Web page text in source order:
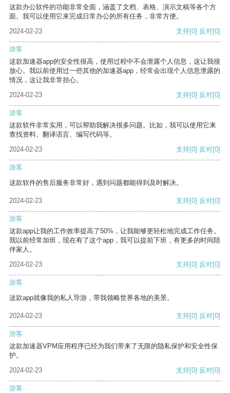
这款办公软件的功能非常全面，涵盖了文档、表格、演示文稿等各个方
面。我可以使用它来完成日常办公的所有任务，非常方便。
2024-02-23
支持[0] 反对[0]
游客
这款加速器app的安全性很高，使用过程中不会泄露个人信息，这让我很
放心。我以前使用过一些其他的加速器app，经常会出现个人信息泄露的
情况，这让我非常担心。
2024-02-23
支持[0] 反对[0]
游客
这款软件非常实用，可以帮助我解决很多问题。比如，我可以使用它来
查找资料、翻译语言、编写代码等。
2024-02-23
支持[0] 反对[0]
游客
这款软件的售后服务非常好，遇到问题都能得到及时解决。
2024-02-23 支持[0] 反对[0]
游客
这款app让我的工作效率提高了50%，让我能够更轻松地完成工作任务。
我以前经常加班，现在有了这个app，我可以提前下班，有更多的时间陪
伴家人。
2024-02-23
支持[0] 反对[0]
游客
这款app就像我的私人导游，带我领略世界各地的美景。
2024-02-23 支持[0] 反对[0]
游客
这款加速器VPM应用程序已经为我们带来了无限的隐私保护和安全性保
护。
2024-02-23
支持[0] 反对[0]
游客